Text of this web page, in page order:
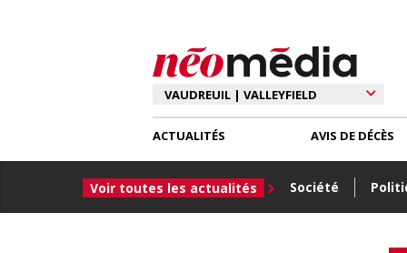
ACTUALITÉS
Voir toutes les actualités Société
AVIS DE DÉCÈS